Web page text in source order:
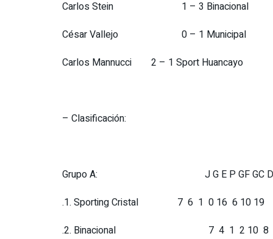
Carlos Stein 1 – 3 Binacional
César Vallejo 0 – 1 Municipal
Carlos Mannucci 2 – 1 Sport Huancayo
– Clasificación:
Grupo A: J G E P GF GC DF
.1. Sporting Cristal 7 6 1 0 16 6 10 19
.2. Binacional 7 4 1 2 10 8 2